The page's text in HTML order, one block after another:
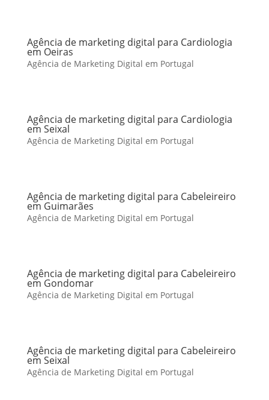
Agência de marketing digital para Cardiologia
em Oeiras
Agência de Marketing Digital em Portugal
Agência de marketing digital para Cardiologia
em Seixal
Agência de Marketing Digital em Portugal
Agência de marketing digital para Cabeleireiro
em Guimarães
Agência de Marketing Digital em Portugal
Agência de marketing digital para Cabeleireiro
em Gondomar
Agência de Marketing Digital em Portugal
Agência de marketing digital para Cabeleireiro
em Seixal
Agência de Marketing Digital em Portugal